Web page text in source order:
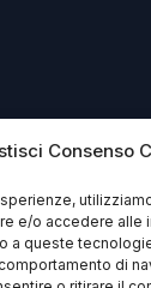
Consenso
e/o accedere alle
a queste
di